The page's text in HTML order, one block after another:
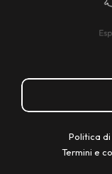
Politica
Termini e